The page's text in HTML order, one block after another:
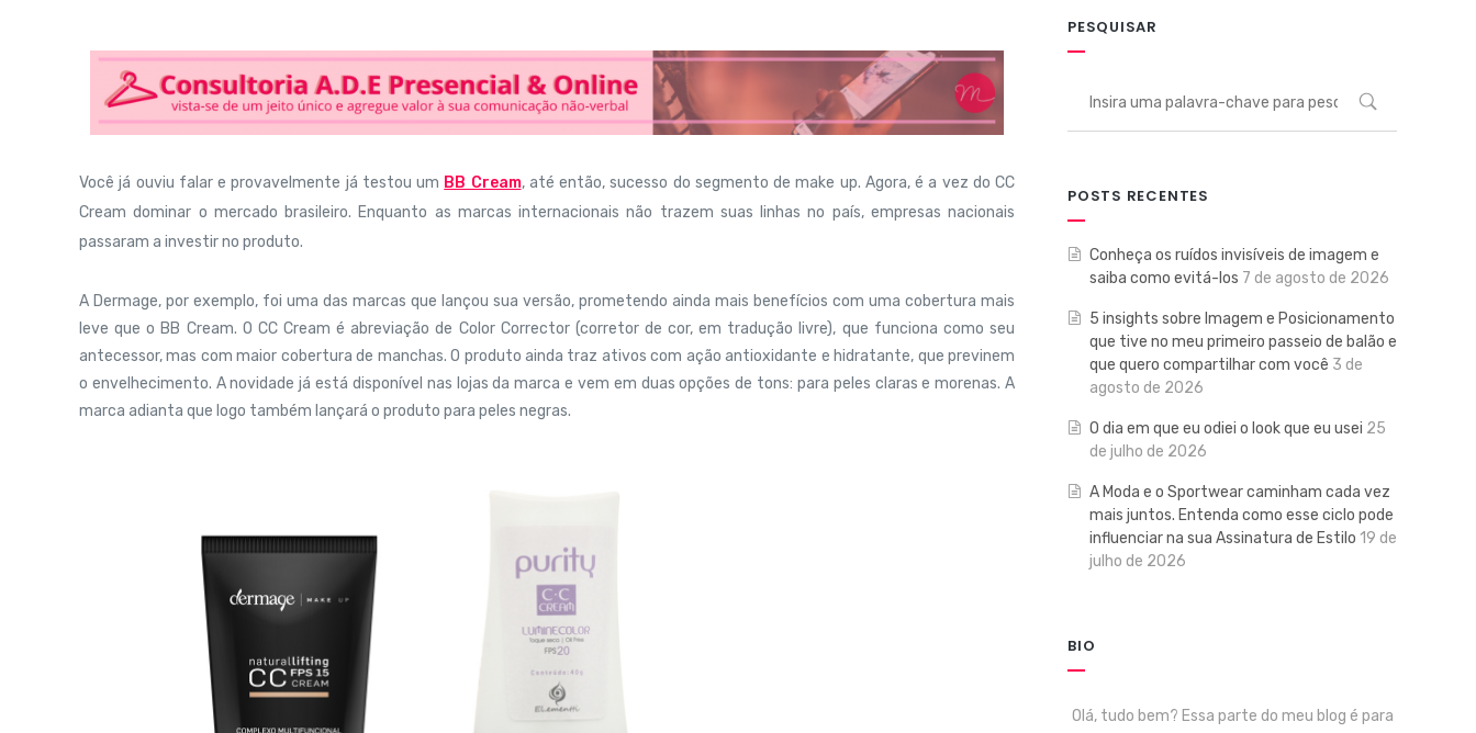
Você já ouviu falar e provavelmente já testou um BB Cream, até então, sucesso do segmento de make up. Agora, é a vez do CC
Cream dominar o mercado brasileiro. Enquanto as marcas internacionais não trazem suas linhas no país, empresas nacionais
passaram a investir no produto.
A Dermage, por exemplo, foi uma das marcas que lançou sua versão, prometendo ainda mais benefícios com uma cobertura mais
leve que o BB Cream. O CC Cream é abreviação de Color Corrector (corretor de cor, em tradução livre), que funciona como seu
antecessor, mas com maior cobertura de manchas. O produto ainda traz ativos com ação antioxidante e hidratante, que previnem
o envelhecimento. A novidade já está disponível nas lojas da marca e vem em duas opções de tons: para peles claras e morenas. A
marca adianta que logo também lançará o produto para peles negras.
PESQUISAR
POSTS RECENTES
Conheça os ruídos invisíveis de imagem e
saiba como evitá-los 7 de agosto de 2026
5 insights sobre Imagem e Posicionamento
que tive no meu primeiro passeio de balão e
que quero compartilhar com você 3 de
agosto de 2026
O dia em que eu odiei o look que eu usei 25
de julho de 2026
A Moda e o Sportwear caminham cada vez
mais juntos. Entenda como esse ciclo pode
influenciar na sua Assinatura de Estilo 19 de
julho de 2026
BIO
Olá, tudo bem? Essa parte do meu blog é para